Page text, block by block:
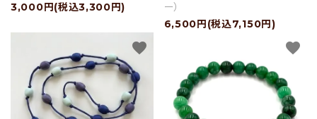
3,000円(税込3,300円)
ー）
6,500円(税込7,150円)
favorite favorite